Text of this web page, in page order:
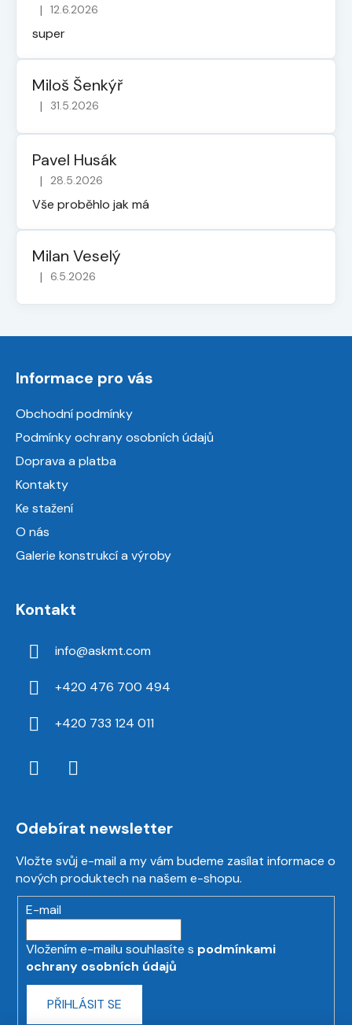
Hodnocení obchodu je 5 z 5 hvězdiček.
| 12.6.2026
super
Miloš Šenkýř
Hodnocení obchodu je 5 z 5 hvězdiček.
| 31.5.2026
Pavel Husák
Hodnocení obchodu je 5 z 5 hvězdiček.
| 28.5.2026
Vše proběhlo jak má
Milan Veselý
Hodnocení obchodu je 5 z 5 hvězdiček.
| 6.5.2026
Informace pro vás
Obchodní podmínky
Podmínky ochrany osobních údajů
Doprava a platba
Kontakty
Ke stažení
O nás
Galerie konstrukcí a výroby
Kontakt
info@askmt.com
+420 476 700 494
+420 733 124 011
Odebírat newsletter
Vložte svůj e-mail a my vám budeme zasílat informace o
nových produktech na našem e-shopu.
E-mail
Vložením e-mailu souhlasíte s podmínkami
ochrany osobních údajů
PŘIHLÁSIT SE